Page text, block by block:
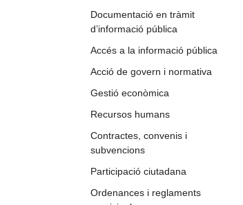
Documentació en tràmit
d’informació pública
Accés a la informació pública
Acció de govern i normativa
Gestió econòmica
Recursos humans
Contractes, convenis i
subvencions
Participació ciutadana
Ordenances i reglaments